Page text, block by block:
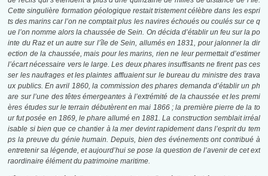
Cette singulière formation géologique restait tristement célèbre dans les espri
ts des marins car l’on ne comptait plus les navires échoués ou coulés sur ce q
ue l’on nomme alors la chaussée de Sein. On décida d’établir un feu sur la po
inte du Raz et un autre sur l’île de Sein, allumés en 1831, pour jalonner la dir
ection de la chaussée, mais pour les marins, rien ne leur permettait d’estimer
l’écart nécessaire vers le large. Les deux phares insuffisants ne firent pas ces
ser les naufrages et les plaintes affluaient sur le bureau du ministre des trava
ux publics. En avril 1860, la commission des phares demanda d’établir un ph
are sur l’une des têtes émergeantes à l’extrémité de la chaussée et les premi
ères études sur le terrain débutèrent en mai 1866 ; la première pierre de la to
ur fut posée en 1869, le phare allumé en 1881. La construction semblait irréal
isable si bien que ce chantier à la mer devint rapidement dans l’esprit du tem
ps la preuve du génie humain. Depuis, bien des événements ont contribué à
entretenir sa légende, et aujourd’hui se pose la question de l’avenir de cet ext
raordinaire élément du patrimoine maritime.